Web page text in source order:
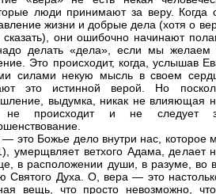
люди принимают за веру. Когда
жизни и добрые дела (хотя о
они ошибочно начинают
делать «дела», если мы желаем
Это происходит, когда, услышав
силами некую мысль в своем
это истинной верой. Но
выдумка, никак не влияющая
происходит и не следует
это Божье дело внутри нас, которое
умерщвляет ветхого Адама, делает
в расположении души, в разуме, во
Святого Духа. О, вера — это
вещь, что просто невозможно,